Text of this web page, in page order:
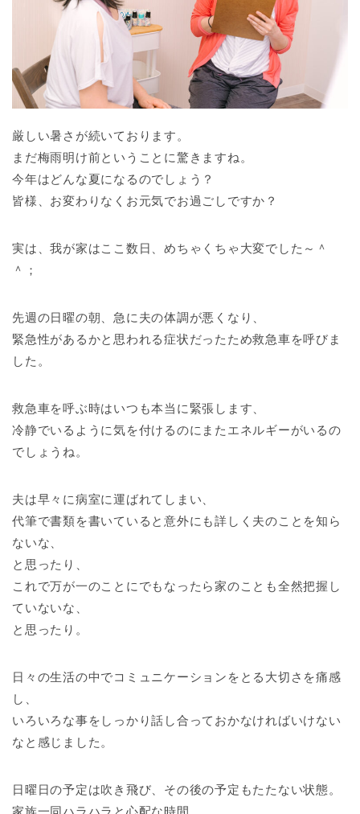
厳しい暑さが続いております。
まだ梅雨明け前ということに驚きますね。
今年はどんな夏になるのでしょう？
皆様、お変わりなくお元気でお過ごしですか？
実は、我が家はここ数日、めちゃくちゃ大変でした～＾
＾；
先週の日曜の朝、急に夫の体調が悪くなり、
緊急性があるかと思われる症状だったため救急車を呼びま
した。
救急車を呼ぶ時はいつも本当に緊張します、
冷静でいるように気を付けるのにまたエネルギーがいるの
でしょうね。
夫は早々に病室に運ばれてしまい、
代筆で書類を書いていると意外にも詳しく夫のことを知ら
ないな、
と思ったり、
これで万が一のことにでもなったら家のことも全然把握し
ていないな、
と思ったり。
日々の生活の中でコミュニケーションをとる大切さを痛感
し、
いろいろな事をしっかり話し合っておかなければいけない
なと感じました。
日曜日の予定は吹き飛び、その後の予定もたたない状態。
家族一同ハラハラと心配な時間。